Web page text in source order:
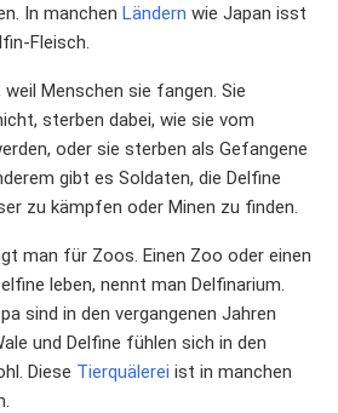
In manchen Ländern wie Japan isst
Fleisch.
Menschen sie fangen. Sie
sterben dabei, wie sie vom
oder sie sterben als Gefangene
gibt es Soldaten, die Delfine
zu kämpfen oder Minen zu finden.
man für Zoos. Einen Zoo oder einen
leben, nennt man Delfinarium.
sind in den vergangenen Jahren
und Delfine fühlen sich in den
Diese Tierquälerei ist in manchen